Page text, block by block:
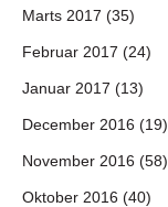
Marts 2017 (35)
Februar 2017 (24)
Januar 2017 (13)
December 2016 (19)
November 2016 (58)
Oktober 2016 (40)